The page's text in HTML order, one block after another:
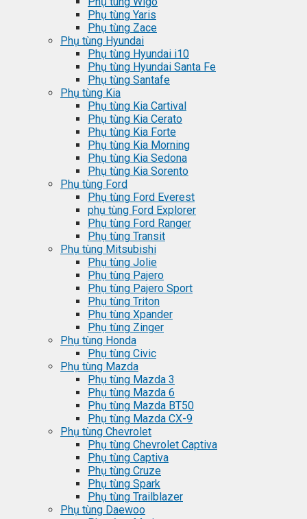
Phụ tùng Yaris
Phụ tùng Zace
Phụ tùng Hyundai
Phụ tùng Hyundai i10
Phụ tùng Hyundai Santa Fe
Phụ tùng Santafe
Phụ tùng Kia
Phụ tùng Kia Cartival
Phụ tùng Kia Cerato
Phụ tùng Kia Forte
Phụ tùng Kia Morning
Phụ tùng Kia Sedona
Phụ tùng Kia Sorento
Phụ tùng Ford
Phụ tùng Ford Everest
phụ tùng Ford Explorer
Phụ tùng Ford Ranger
Phụ tùng Transit
Phụ tùng Mitsubishi
Phụ tùng Jolie
Phụ tùng Pajero
Phụ tùng Pajero Sport
Phụ tùng Triton
Phụ tùng Xpander
Phụ tùng Zinger
Phụ tùng Honda
Phụ tùng Civic
Phụ tùng Mazda
Phụ tùng Mazda 3
Phụ tùng Mazda 6
Phụ tùng Mazda BT50
Phụ tùng Mazda CX-9
Phụ tùng Chevrolet
Phụ tùng Chevrolet Captiva
Phụ tùng Captiva
Phụ tùng Cruze
Phụ tùng Spark
Phụ tùng Trailblazer
Phụ tùng Daewoo